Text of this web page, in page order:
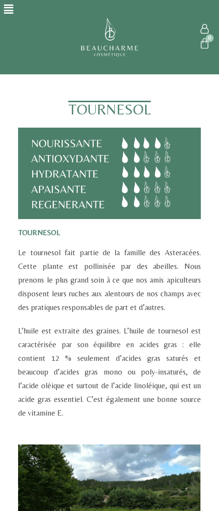
TOURNESOL
TOURNESOL
Le tournesol fait partie de la famille des Asteracées.
Cette plante est pollinisée par des abeilles. Nous
prenons le plus grand soin à ce que nos amis apiculteurs
disposent leurs ruches aux alentours de nos champs avec
des pratiques responsables de part et d’autres.
L’huile est extraite des graines. L’huile de tournesol est
caractérisée par son équilibre en acides gras : elle
contient 12 % seulement d’acides gras saturés et
beaucoup d’acides gras mono ou poly-insaturés, de
l’acide oléique et surtout de l’acide linoléique, qui est un
acide gras essentiel. C’est également une bonne source
de vitamine E.